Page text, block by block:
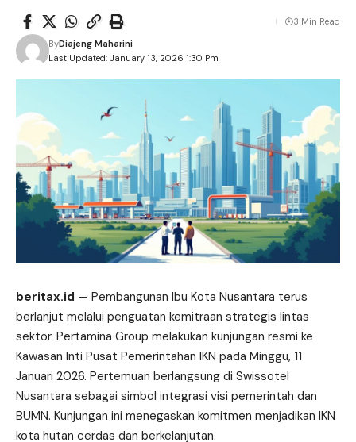
Last Updated: January 13, 2026 1:30 Pm
ByDiajeng Maharini
3 Min Read
beritax.id — Pembangunan Ibu Kota Nusantara terus
berlanjut melalui penguatan kemitraan strategis lintas
sektor. Pertamina Group melakukan kunjungan resmi ke
Kawasan Inti Pusat Pemerintahan IKN pada Minggu, 11
Januari 2026. Pertemuan berlangsung di Swissotel
Nusantara sebagai simbol integrasi visi pemerintah dan
BUMN. Kunjungan ini menegaskan komitmen menjadikan IKN
kota hutan cerdas dan berkelanjutan.